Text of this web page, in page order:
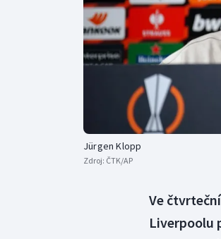
Jürgen Klopp
Zdroj: ČTK/AP
Ve
Liverpoolu